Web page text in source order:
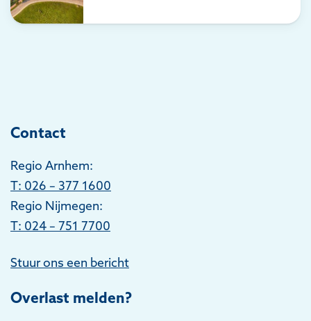
Contact
Regio Arnhem:
T: 026 – 377 1600
Regio Nijmegen:
T: 024 – 751 7700
Stuur ons een bericht
Overlast melden?